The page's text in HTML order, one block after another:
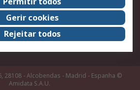
RS Group
Trabalhar na RS
28108 - Alcobendas - Madrid - Espanha ©
Amidata S.A.U.
Gerir cookies
Rejeitar todos